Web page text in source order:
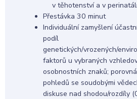
v těhotenství a v
Přestávka 30 minut
Individuální zamyšlení
podíl
genetických/vrozených/
faktorů u vybraných
osobnostních znaků;
pohledů se soudobými
diskuse nad shodou/rozdíly